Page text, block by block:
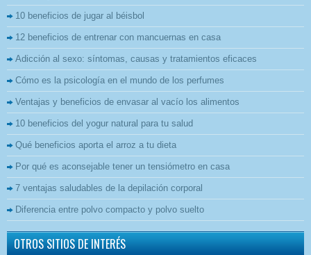
10 beneficios de jugar al béisbol
12 beneficios de entrenar con mancuernas en casa
Adicción al sexo: síntomas, causas y tratamientos eficaces
Cómo es la psicología en el mundo de los perfumes
Ventajas y beneficios de envasar al vacío los alimentos
10 beneficios del yogur natural para tu salud
Qué beneficios aporta el arroz a tu dieta
Por qué es aconsejable tener un tensiómetro en casa
7 ventajas saludables de la depilación corporal
Diferencia entre polvo compacto y polvo suelto
OTROS SITIOS DE INTERÉS